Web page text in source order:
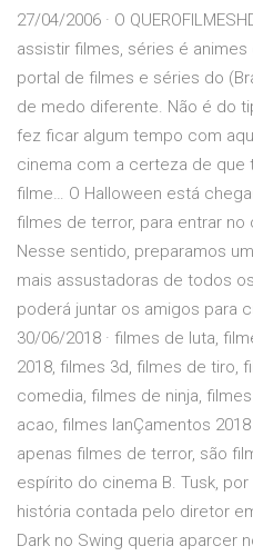
27/04/2006 · O
assistir filmes, séries é
portal de filmes e séries do
de medo diferente. Não é do
fez ficar algum tempo com
cinema com a certeza de que
filme… O Halloween está
filmes de terror, para entrar no
Nesse sentido, preparamos
mais assustadoras de todos
poderá juntar os amigos para
30/06/2018 · filmes de luta,
2018, filmes 3d, filmes de tiro,
comedia, filmes de ninja,
acao, filmes lanÇamentos
apenas filmes de terror, são
espírito do cinema B. Tusk,
história contada pelo diretor
Dark no Swing queria aparcer